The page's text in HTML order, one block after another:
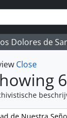
Dolores de
Close